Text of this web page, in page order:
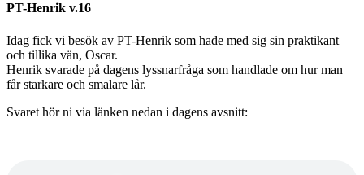
PT-Henrik v.16
Idag fick vi besök av PT-Henrik som hade med sig sin praktikant
och tillika vän, Oscar.
Henrik svarade på dagens lyssnarfråga som handlade om hur man
får starkare och smalare lår.
Svaret hör ni via länken nedan i dagens avsnitt: